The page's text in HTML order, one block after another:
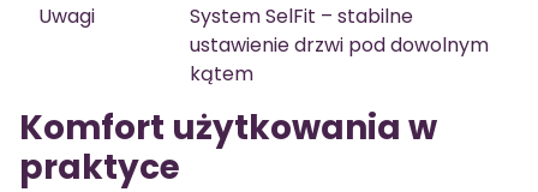
Uwagi
System SelFit – stabilne
ustawienie drzwi pod dowolnym
kątem
Komfort użytkowania w
praktyce